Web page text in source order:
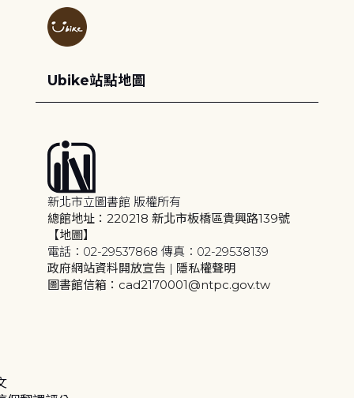
Ubike站點地圖
新北市立圖書館 版權所有
總館地址：220218 新北市板橋區貴興路139號
【地圖】
電話：02-29537868 傳真：02-29538139
政府網站資料開放宣告 | 隱私權聲明
圖書館信箱：cad2170001@ntpc.gov.tw